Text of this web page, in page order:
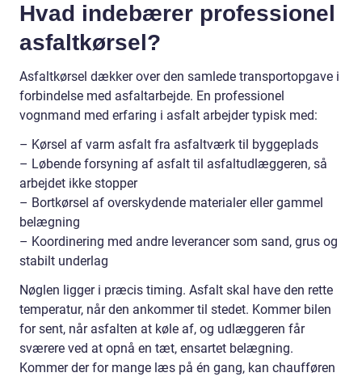
Hvad indebærer professionel
asfaltkørsel?
Asfaltkørsel dækker over den samlede transportopgave i
forbindelse med asfaltarbejde. En professionel
vognmand med erfaring i asfalt arbejder typisk med:
– Kørsel af varm asfalt fra asfaltværk til byggeplads
– Løbende forsyning af asfalt til asfaltudlæggeren, så
arbejdet ikke stopper
– Bortkørsel af overskydende materialer eller gammel
belægning
– Koordinering med andre leverancer som sand, grus og
stabilt underlag
Nøglen ligger i præcis timing. Asfalt skal have den rette
temperatur, når den ankommer til stedet. Kommer bilen
for sent, når asfalten at køle af, og udlæggeren får
sværere ved at opnå en tæt, ensartet belægning.
Kommer der for mange læs på én gang, kan chaufføren